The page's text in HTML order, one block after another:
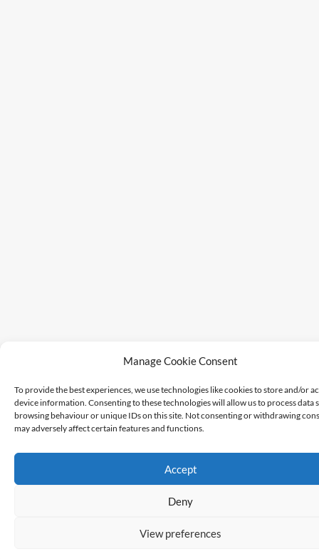
Manage Cookie Consent
To provide the best experiences, we use technologies like cookies to store and/or
device information. Consenting to these technologies will allow us to process data
browsing behaviour or unique IDs on this site. Not consenting or withdrawing
may adversely affect certain features and functions.
Accept
Deny
View preferences